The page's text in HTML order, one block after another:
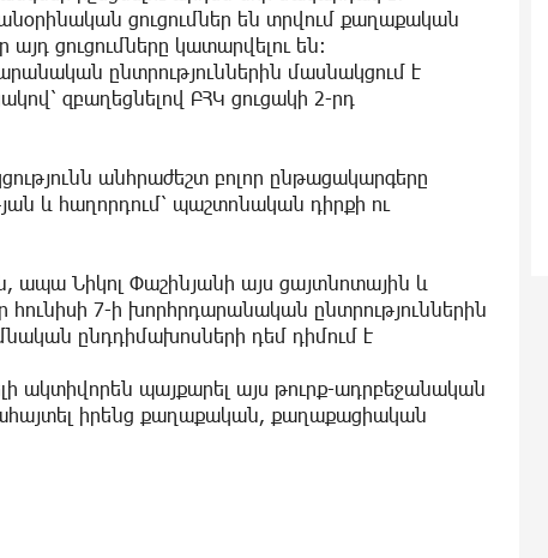
ցուցումներ են տրվում քաղաքական
ցուցումները կատարվելու են։
ընտրություններին մասնակցում է
զբաղեցնելով ԲՀԿ ցուցակի 2-րդ
անհրաժեշտ բոլոր ընթացակարգերը
և հաղորդում՝ պաշտոնական դիրքի ու
ապա Նիկոլ Փաշինյանի այս ցայտնոտային և
7-ի խորհրդարանական ընտրություններին
ընդդիմախոսների դեմ դիմում է
ակտիվորեն պայքարել այս թուրք-ադրբեջանական
իրենց քաղաքական, քաղաքացիական